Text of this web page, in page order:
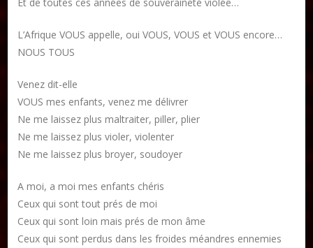
L’Afrique VOUS appelle, oui VOUS, VOUS et VOUS encore…
NOUS TOUS
Venez dit-elle
VOUS mes enfants, venez me délivrer
Ne me laissez plus maltraiter, piller, plier
Ne me laissez plus violer, violenter
Ne me laissez plus broyer, soudoyer
A moi, a moi mes enfants chéris
Ceux qui sont tout prés de moi
Ceux qui sont loin mais prés de mon âme
Ceux qui sont perdus dans les froides méandres ennemies